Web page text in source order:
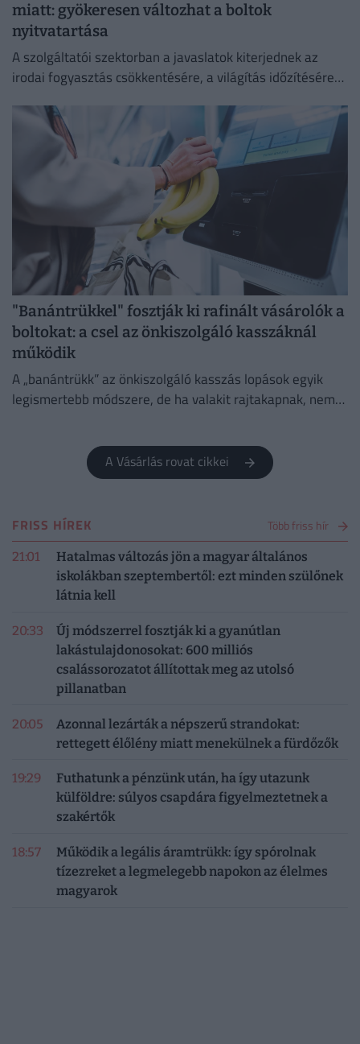
miatt: gyökeresen változhat a boltok
nyitvatartása
A szolgáltatói szektorban a javaslatok kiterjednek az
irodai fogyasztás csökkentésére, a világítás időzítésére
"Banántrükkel" fosztják ki rafinált vásárolók a
boltokat: a csel az önkiszolgáló kasszáknál
működik
A „banántrükk” az önkiszolgáló kasszás lopások egyik
legismertebb módszere, de ha valakit rajtakapnak, nem
A Vásárlás rovat cikkei
FRISS HÍREK Több friss hír
21:01
Hatalmas változás jön a magyar általános
iskolákban szeptembertől: ezt minden szülőnek
látnia kell
20:33
Új módszerrel fosztják ki a gyanútlan
lakástulajdonosokat: 600 milliós
csalássorozatot állítottak meg az utolsó
pillanatban
20:05
Azonnal lezárták a népszerű strandokat:
rettegett élőlény miatt menekülnek a fürdőzők
19:29
Futhatunk a pénzünk után, ha így utazunk
külföldre: súlyos csapdára figyelmeztetnek a
szakértők
18:57
Működik a legális áramtrükk: így spórolnak
tízezreket a legmelegebb napokon az élelmes
magyarok